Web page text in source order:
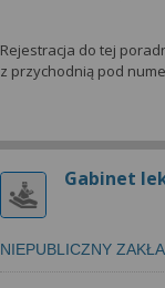
Rejestracja do tej
z przychodnią pod
Gabinet
NIEPUBLICZNY